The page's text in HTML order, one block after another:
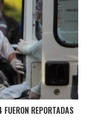
REPORTADAS